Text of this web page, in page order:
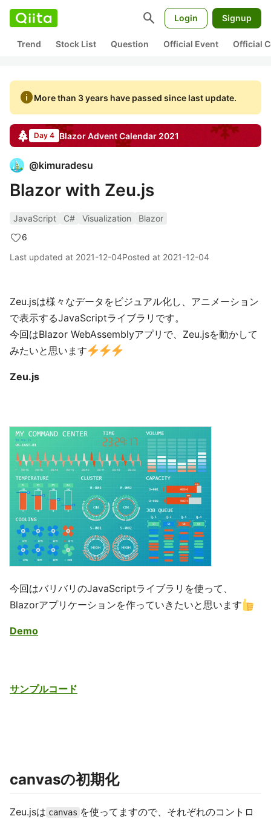
search Login Signup
Trend Stock List Question Official Event Official
infoMore than 3 years have passed since last update.
Day 4 BlazorAdvent Calendar 2021
@kimuradesu
Blazor with Zeu.js
JavaScript C# Visualization
Blazor
6
Last updated at 2021-12-04Posted at 2021-12-04
Zeu.jsは様々なデータをビジュアル化し、アニメーション
で表示するJavaScriptライブラリです。
今回はBlazor WebAssemblyアプリで、Zeu.jsを動かして
みたいと思います
Zeu.js
今回はバリバリのJavaScriptライブラリを使って、
Blazorアプリケーションを作っていきたいと思います
Demo
サンプルコード
canvasの初期化
Zeu.jsは canvas を使ってますので、それぞれのコントロ